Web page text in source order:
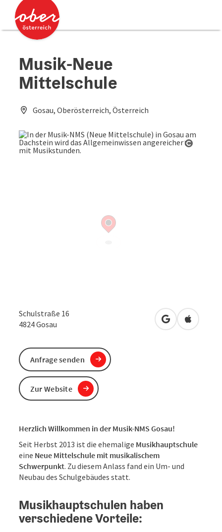
Zum Inhalt
Zum Seitenanfang
Musik-Neue
Mittelschule
Gosau, Oberösterreich, Österreich
Schulstraße 16
4824Gosau in Googlein Apple
Herzlich Willkommen in der Musik-NMS Gosau!
Seit Herbst 2013 ist die ehemalige Musikhauptschule
eine Neue Mittelschule mit musikalischem
Schwerpunkt. Zu diesem Anlass fand ein Um- und
Neubau des Schulgebäudes statt.
Musikhauptschulen haben
verschiedene Vorteile:
Anfrage senden
Zur Website